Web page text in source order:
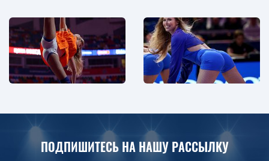
ПОДПИШИТЕСЬ НА НАШУ РАССЫЛКУ